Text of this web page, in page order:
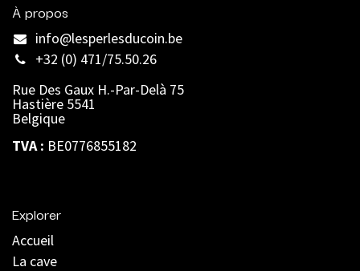
À propos
info@lesperlesducoin.be​
+32 (0) 471/75.50.26
Rue Des Gaux H.-Par-Delà 75
Hastière 5541
Belgique
TVA : BE0776855182
Explorer
Accueil
La cave